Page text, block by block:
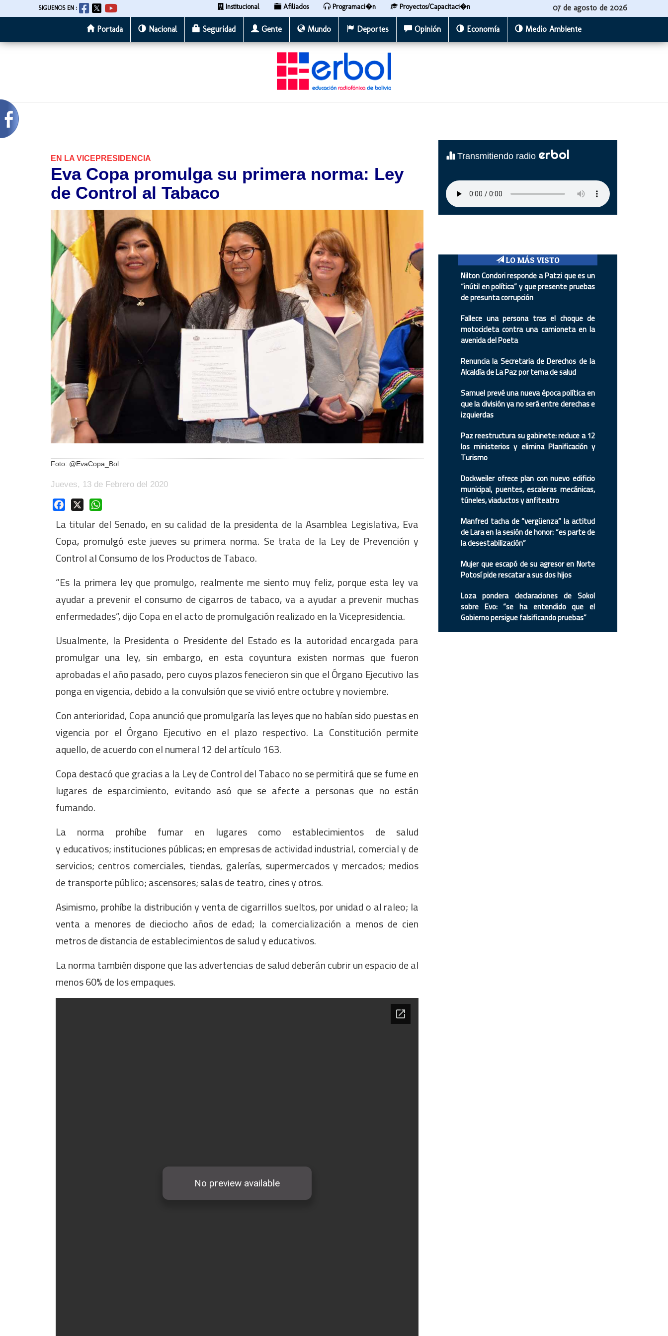
al
SIGUENOS EN : Institucional Afiliados Programaci�n Proyectos/Capacitaci�n 07 de agosto de 2026
Portada Nacional Seguridad Gente Mundo Deportes Opinión Economía Medio Ambiente
EN LA VICEPRESIDENCIA
Eva Copa promulga su primera norma: Ley
de Control al Tabaco
Foto: @EvaCopa_Bol
Jueves, 13 de Febrero del 2020
Facebook
La titular del Senado, en su calidad de la presidenta de la Asamblea Legislativa, Eva
Copa, promulgó este jueves su primera norma. Se trata de la Ley de Prevención y
Control al Consumo de los Productos de Tabaco.
“Es la primera ley que promulgo, realmente me siento muy feliz, porque esta ley va
ayudar a prevenir el consumo de cigarros de tabaco, va a ayudar a prevenir muchas
enfermedades”, dijo Copa en el acto de promulgación realizado en la Vicepresidencia.
Usualmente, la Presidenta o Presidente del Estado es la autoridad encargada para
promulgar una ley, sin embargo, en esta coyuntura existen normas que fueron
aprobadas el año pasado, pero cuyos plazos fenecieron sin que el Órgano Ejecutivo las
ponga en vigencia, debido a la convulsión que se vivió entre octubre y noviembre.
Con anterioridad, Copa anunció que promulgaría las leyes que no habían sido puestas en
vigencia por el Órgano Ejecutivo en el plazo respectivo. La Constitución permite
aquello, de acuerdo con el numeral 12 del artículo 163.
Copa destacó que gracias a la Ley de Control del Tabaco no se permitirá que se fume en
lugares de esparcimiento, evitando asó que se afecte a personas que no están
fumando.
La norma prohíbe fumar en lugares como establecimientos de salud
y educativos; instituciones públicas; en empresas de actividad industrial, comercial y de
servicios; centros comerciales, tiendas, galerías, supermercados y mercados; medios
de transporte público; ascensores; salas de teatro, cines y otros.
Asimismo, prohíbe la distribución y venta de cigarrillos sueltos, por unidad o al raleo; la
venta a menores de dieciocho años de edad; la comercialización a menos de cien
metros de distancia de establecimientos de salud y educativos.
La norma también dispone que las advertencias de salud deberán cubrir un espacio de al
menos 60% de los empaques.
Transmitiendo radio erbol
LO MÁS VISTO
Nilton Condori responde a Patzi que es un
“inútil en política” y que presente pruebas
de presunta corrupción
Fallece una persona tras el choque de
motocicleta contra una camioneta en la
avenida del Poeta
Renuncia la Secretaria de Derechos de la
Alcaldía de La Paz por tema de salud
Samuel prevé una nueva época política en
que la división ya no será entre derechas e
izquierdas
Paz reestructura su gabinete: reduce a 12
los ministerios y elimina Planificación y
Turismo
Dockweiler ofrece plan con nuevo edificio
municipal, puentes, escaleras mecánicas,
túneles, viaductos y anfiteatro
Manfred tacha de “vergüenza” la actitud
de Lara en la sesión de honor: “es parte de
la desestabilización”
Mujer que escapó de su agresor en Norte
Potosí pide rescatar a sus dos hijos
Loza pondera declaraciones de Sokol
sobre Evo: “se ha entendido que el
Gobierno persigue falsificando pruebas”